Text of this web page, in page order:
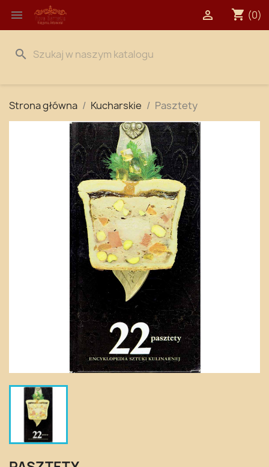
 shopping_cart (0)

search
Strona główna Kucharskie Pasztety